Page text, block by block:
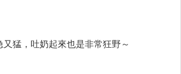
猛，吐奶起來也是非常狂野～